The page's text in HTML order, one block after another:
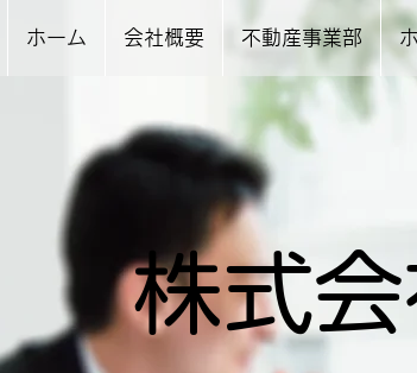
ホーム 会社概要 不動産事業部
株式